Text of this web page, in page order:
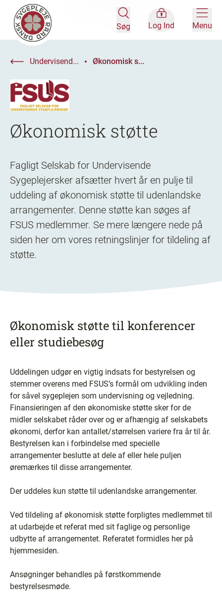
Søg Log Ind Menu
Undervisend... Økonomisk s...
Økonomisk støtte
Fagligt Selskab for Undervisende
Sygeplejersker afsætter hvert år en pulje til
uddeling af økonomisk støtte til udenlandske
arrangementer. Denne støtte kan søges af
FSUS medlemmer. Se mere længere nede på
siden her om vores retningslinjer for tildeling af
støtte.
Økonomisk støtte til konferencer
eller studiebesøg
Uddelingen udgør en vigtig indsats for bestyrelsen og
stemmer overens med FSUS’s formål om udvikling inden
for såvel sygeplejen som undervisning og vejledning.
Finansieringen af den økonomiske støtte sker for de
midler selskabet råder over og er afhængig af selskabets
økonomi, derfor kan antallet/størrelsen variere fra år til år.
Bestyrelsen kan i forbindelse med specielle
arrangementer beslutte at dele af eller hele puljen
øremærkes til disse arrangementer.
Der uddeles kun støtte til udenlandske arrangementer.
Ved tildeling af økonomisk støtte forpligtes medlemmet til
at udarbejde et referat med sit faglige og personlige
udbytte af arrangementet. Referatet formidles her på
hjemmesiden.
Ansøgninger behandles på førstkommende
bestyrelsesmøde.